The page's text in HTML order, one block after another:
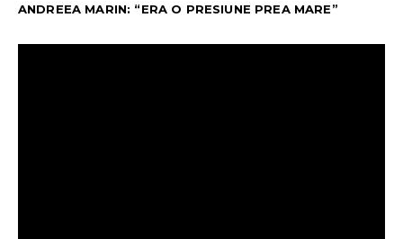
ANDREEA MARIN: “ERA O PRESIUNE PREA MARE”